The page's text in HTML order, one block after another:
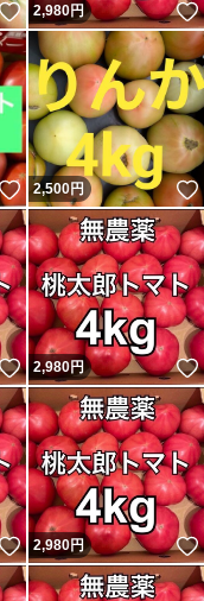
いいね！
2,980円
いいね！
2,500円
いいね！
2,980円
いいね！
2,980円